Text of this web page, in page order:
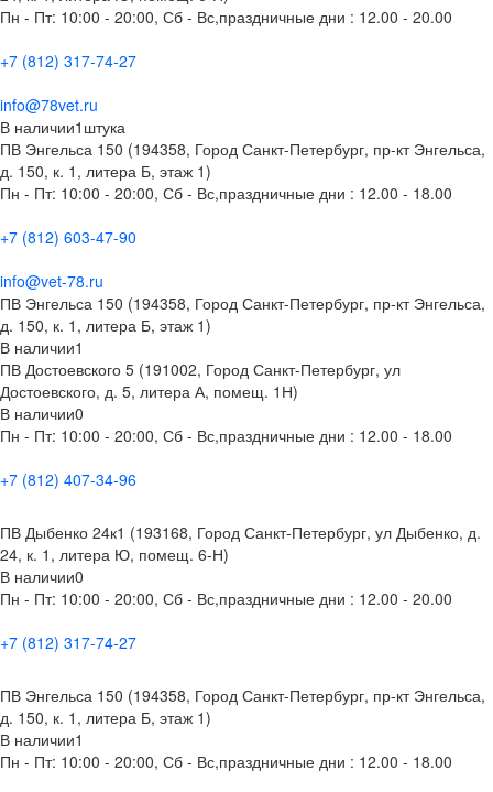
Пн - Пт: 10:00 - 20:00, Сб - Вс,праздничные дни : 12.00 - 20.00
+7 (812) 317-74-27
info@78vet.ru
В наличии1 штука
ПВ Энгельса 150 (194358, Город Санкт-Петербург, пр-кт Энгельса,
д. 150, к. 1, литера Б, этаж 1)
Пн - Пт: 10:00 - 20:00, Сб - Вс,праздничные дни : 12.00 - 18.00
+7 (812) 603-47-90
info@vet-78.ru
ПВ Энгельса 150 (194358, Город Санкт-Петербург, пр-кт Энгельса,
д. 150, к. 1, литера Б, этаж 1)
В наличии1
ПВ Достоевского 5 (191002, Город Санкт-Петербург, ул
Достоевского, д. 5, литера А, помещ. 1Н)
В наличии0
Пн - Пт: 10:00 - 20:00, Сб - Вс,праздничные дни : 12.00 - 18.00
+7 (812) 407-34-96
ПВ Дыбенко 24к1 (193168, Город Санкт-Петербург, ул Дыбенко, д.
24, к. 1, литера Ю, помещ. 6-Н)
В наличии0
Пн - Пт: 10:00 - 20:00, Сб - Вс,праздничные дни : 12.00 - 20.00
+7 (812) 317-74-27
ПВ Энгельса 150 (194358, Город Санкт-Петербург, пр-кт Энгельса,
д. 150, к. 1, литера Б, этаж 1)
В наличии1
Пн - Пт: 10:00 - 20:00, Сб - Вс,праздничные дни : 12.00 - 18.00